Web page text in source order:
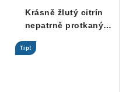
Krásně žlutý citrín
nepatrně protkaný
Tip!